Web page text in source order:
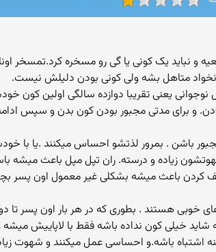
نباید یک کونی یا گی رو مسخره کرد.تمسخر اونا
متاهل بشه ولی کونی بودن دلیلش نیست.
یعنی تقریبا دوازده سالگی اولین کون
و برای مدتی مجبور بودن کون بدن و سپس
مجبور باشن . بمرور لذتشو احساس میکنند .یا
زیاده و درسته. ران تپل مپل باعث میشه
کردن باعث میشه بشکلی غیر معمول اون پسر
خوبی هستند . بطوری که در هر بار اون پسر تا
شاید خیلی کون نداده باشه فقط با لاپاییش
اشتباه باشه.و احساسی عمل میکنند و شهوت